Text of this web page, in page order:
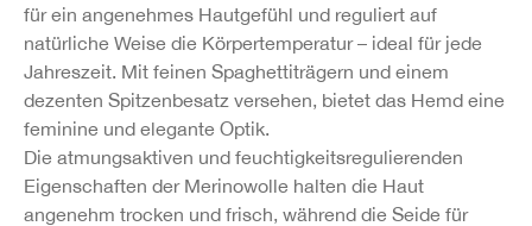
für ein angenehmes Hautgefühl und reguliert auf
natürliche Weise die Körpertemperatur – ideal für jede
Jahreszeit. Mit feinen Spaghettiträgern und einem
dezenten Spitzenbesatz versehen, bietet das Hemd eine
feminine und elegante Optik.
Die atmungsaktiven und feuchtigkeitsregulierenden
Eigenschaften der Merinowolle halten die Haut
angenehm trocken und frisch, während die Seide für